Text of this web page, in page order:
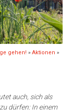
gehen! » Aktionen »
auch, sich als
dürfen: In einem